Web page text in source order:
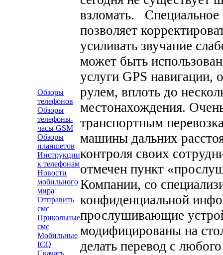
Обзоры
телефонов
Обзоры
телефоны-
часы GSM
Обзоры
планшетов
Инструкции
к телефонам
Новости
мобильного
мира
Отправить
смс
Прикольные
смс
Мобильные
ICQ
Скачать
взломать.
позволяет
усиливать звучание
может быть
услуги GPS навигации,
рулем, вплоть до
местонахождения.
транспортным
машины дальних
контроля своих
отмечен пункт
Компании, со
конфиденциальной
прослушивающие
модифицированы на
делать перевод с